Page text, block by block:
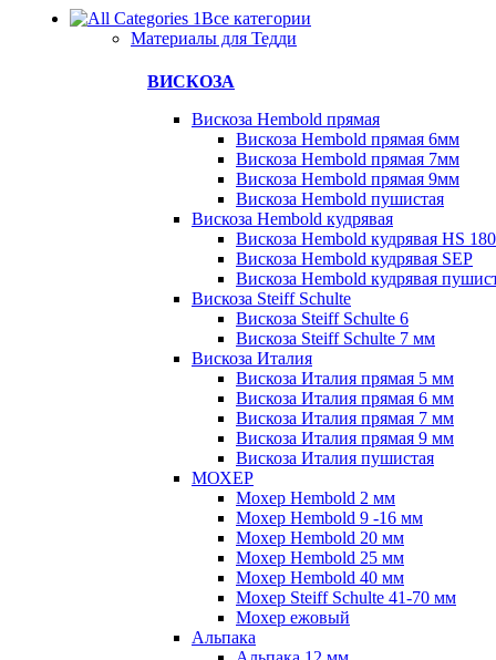
Все категории
Материалы для Тедди
ВИСКОЗА
Вискоза Hembold прямая
Вискоза Hembold прямая 6мм
Вискоза Hembold прямая 7мм
Вискоза Hembold прямая 9мм
Вискоза Hembold пушистая
Вискоза Hembold кудрявая
Вискоза Hembold кудрявая HS 180
Вискоза Hembold кудрявая SEP
Вискоза Hembold кудрявая
Вискоза Steiff Schulte
Вискоза Steiff Schulte 6
Вискоза Steiff Schulte 7 мм
Вискоза Италия
Вискоза Италия прямая 5 мм
Вискоза Италия прямая 6 мм
Вискоза Италия прямая 7 мм
Вискоза Италия прямая 9 мм
Вискоза Италия пушистая
МОХЕР
Мохер Hembold 2 мм
Мохер Hembold 9 -16 мм
Мохер Hembold 20 мм
Мохер Hembold 25 мм
Мохер Hembold 40 мм
Мохер Steiff Schulte 41-70 мм
Мохер ежовый
Альпака